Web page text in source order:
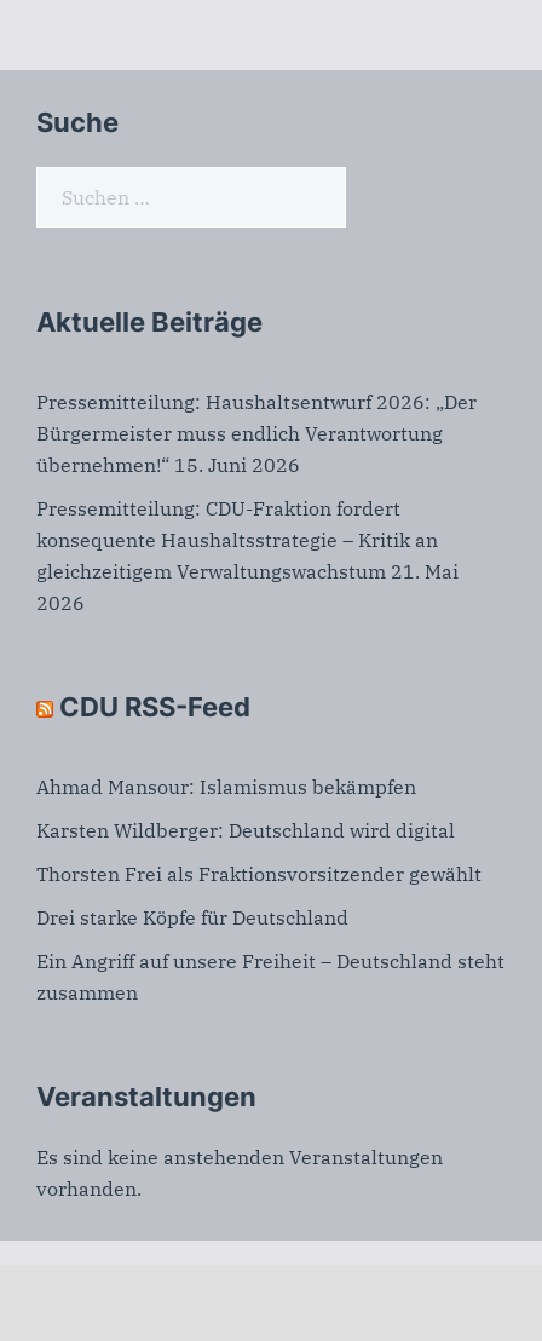
Suche
nach:
Aktuelle Beiträge
Pressemitteilung: Haushaltsentwurf 2026: „Der
Bürgermeister muss endlich Verantwortung
übernehmen!“ 15. Juni 2026
Pressemitteilung: CDU-Fraktion fordert
konsequente Haushaltsstrategie – Kritik an
gleichzeitigem Verwaltungswachstum 21. Mai
2026
CDU RSS-Feed
Ahmad Mansour: Islamismus bekämpfen
Karsten Wildberger: Deutschland wird digital
Thorsten Frei als Fraktionsvorsitzender gewählt
Drei starke Köpfe für Deutschland
Ein Angriff auf unsere Freiheit – Deutschland steht
zusammen
Veranstaltungen
Es sind keine anstehenden Veranstaltungen
vorhanden.